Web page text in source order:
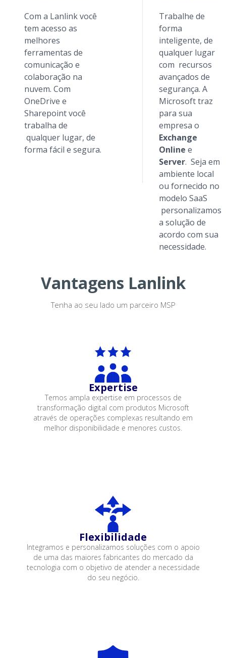
Com a Lanlink você
tem acesso as
melhores
ferramentas de
comunicação e
colaboração na
nuvem. Com
OneDrive e
Sharepoint você
trabalha de
qualquer lugar, de
forma fácil e segura.
Trabalhe de
forma
inteligente, de
qualquer lugar
com recursos
avançados de
segurança. A
Microsoft traz
para sua
empresa o
Exchange
Online e
Server. Seja em
ambiente local
ou fornecido no
modelo SaaS
personalizamos
a solução de
acordo com sua
necessidade.
Vantagens Lanlink
Tenha ao seu lado um parceiro MSP
Expertise
Temos ampla expertise em processos de
transformação digital com produtos Microsoft
através de operações complexas resultando em
melhor disponibilidade e menores custos.
Flexibilidade
Integramos e personalizamos soluções com o apoio
de uma das maiores fabricantes do mercado da
tecnologia com o objetivo de atender a necessidade
do seu negócio.